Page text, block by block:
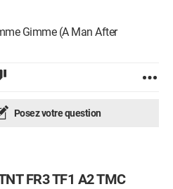
Gimme (A Man After
Posez votre question
FR3 TF1 A2 TMC